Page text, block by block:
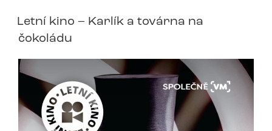
Letní kino – Karlík a továrna na
čokoládu